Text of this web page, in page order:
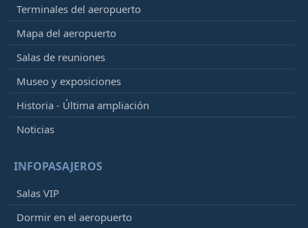
Terminales del aeropuerto
Mapa del aeropuerto
Salas de reuniones
Museo y exposiciones
Historia - Última ampliación
Noticias
INFOPASAJEROS
Salas VIP
Dormir en el aeropuerto